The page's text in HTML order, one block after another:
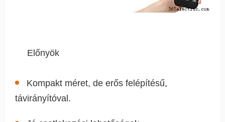
Előnyök
Kompakt méret, de erős felépítésű,
távirányítóval.